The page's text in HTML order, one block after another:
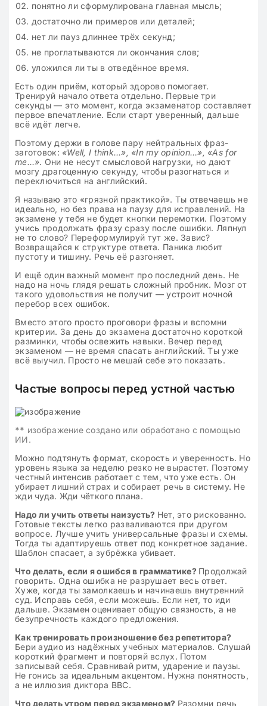
понятно ли сформулирована главная мысль;
достаточно ли примеров или деталей;
нет ли пауз длиннее трёх секунд;
не проглатываются ли окончания слов;
уложился ли ты в отведённое время.
Есть один приём, который здорово помогает.
Тренируй начало ответа отдельно. Первые три
секунды — это момент, когда экзаменатор составляет
первое впечатление. Если старт уверенный, дальше
всё идёт легче.
Поэтому держи в голове пару нейтральных фраз-
заготовок: «Well, I think…», «In my opinion…», «As for
me…». Они не несут смысловой нагрузки, но дают
мозгу драгоценную секунду, чтобы разогнаться и
переключиться на английский.
Я называю это «грязной практикой». Ты отвечаешь не
идеально, но без права на паузу для исправлений. На
экзамене у тебя не будет кнопки перемотки. Поэтому
учись продолжать фразу сразу после ошибки. Ляпнул
не то слово? Переформулируй тут же. Завис?
Возвращайся к структуре ответа. Паника любит
пустоту и тишину. Речь её разгоняет.
И ещё один важный момент про последний день. Не
надо на ночь глядя решать сложный пробник. Мозг от
такого удовольствия не получит — устроит ночной
перебор всех ошибок.
Вместо этого просто проговори фразы и вспомни
критерии. За день до экзамена достаточно короткой
разминки, чтобы освежить навыки. Вечер перед
экзаменом — не время спасать английский. Ты уже
всё выучил. Просто не мешай себе это показать.
Частые вопросы перед устной частью
** изображение создано или обработано с помощью
ИИ.
Можно подтянуть формат, скорость и уверенность. Но
уровень языка за неделю резко не вырастет. Поэтому
честный интенсив работает с тем, что уже есть. Он
убирает лишний страх и собирает речь в систему. Не
жди чуда. Жди чёткого плана.
Надо ли учить ответы наизусть? Нет, это рискованно.
Готовые тексты легко разваливаются при другом
вопросе. Лучше учить универсальные фразы и схемы.
Тогда ты адаптируешь ответ под конкретное задание.
Шаблон спасает, а зубрёжка убивает.
Что делать, если я ошибся в грамматике? Продолжай
говорить. Одна ошибка не разрушает весь ответ.
Хуже, когда ты замолкаешь и начинаешь внутренний
суд. Исправь себя, если можешь. Если нет, то иди
дальше. Экзамен оценивает общую связность, а не
безупречность каждого предложения.
Как тренировать произношение без репетитора?
Бери аудио из надёжных учебных материалов. Слушай
короткий фрагмент и повторяй вслух. Потом
записывай себя. Сравнивай ритм, ударение и паузы.
Не гонись за идеальным акцентом. Нужна понятность,
а не иллюзия диктора BBC.
Что делать утром перед экзаменом? Разомни речь